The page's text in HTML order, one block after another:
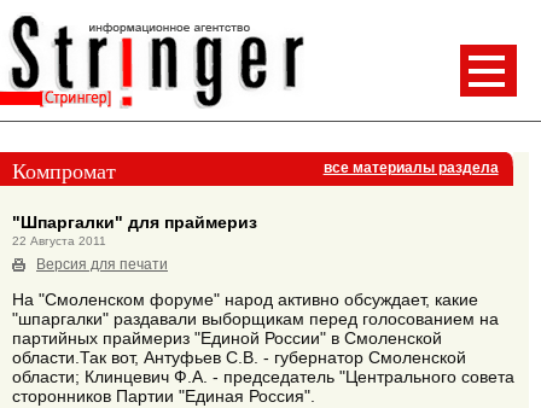
Компромат все материалы раздела
"Шпаргалки" для праймериз
22 Августа 2011
Версия для печати
На "Смоленском форуме" народ активно обсуждает, какие
"шпаргалки" раздавали выборщикам перед голосованием на
партийных праймериз "Единой России" в Смоленской
области.Так вот, Антуфьев С.В. - губернатор Смоленской
области; Клинцевич Ф.А. - председатель "Центрального совета
сторонников Партии "Единая Россия".